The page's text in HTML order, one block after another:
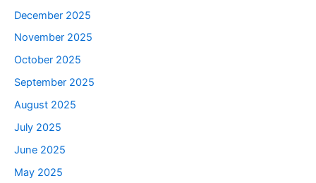
December 2025
November 2025
October 2025
September 2025
August 2025
July 2025
June 2025
May 2025